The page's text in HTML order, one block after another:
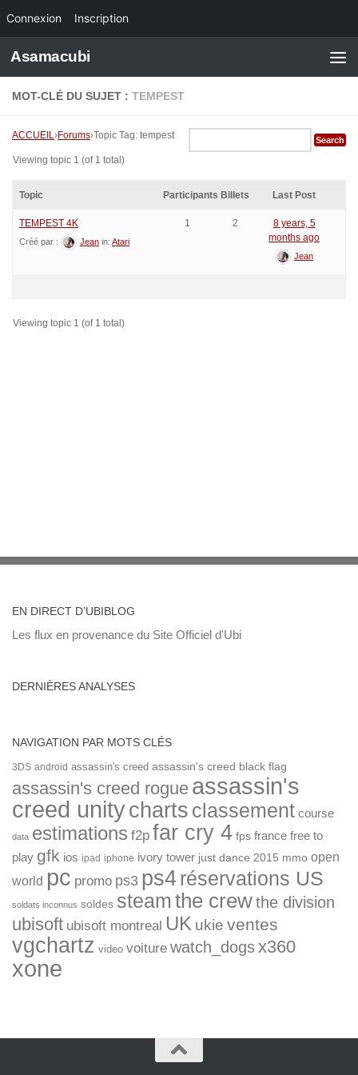
Connexion Inscription
Skip to content
Asamacubi
MOT-CLÉ DU SUJET : TEMPEST
ACCUEIL›Forums›Topic Tag: tempest
Viewing topic 1 (of 1 total)
Topic Participants Billets Last Post
TEMPEST 4K
Créé par : Jean in: Atari
1 2
8 years, 5
months ago
Jean
Viewing topic 1 (of 1 total)
EN DIRECT D’UBIBLOG
Les flux en provenance du Site Officiel d'Ubi
DERNIÈRES ANALYSES
NAVIGATION PAR MOTS CLÉS
3DS android assassin's creed assassin's creed black flag
assassin's creed rogue assassin's
creed unitycharts classement course
data estimations f2p far cry 4 fps france free to
play gfk ios ipad iphone ivory tower just dance 2015 mmo open
world pc promo ps3 ps4réservations US
soldats inconnus soldes steamthe crewthe division
ubisoft ubisoft montreal UK ukie ventes
vgchartz video voiture watch_dogsx360
xone